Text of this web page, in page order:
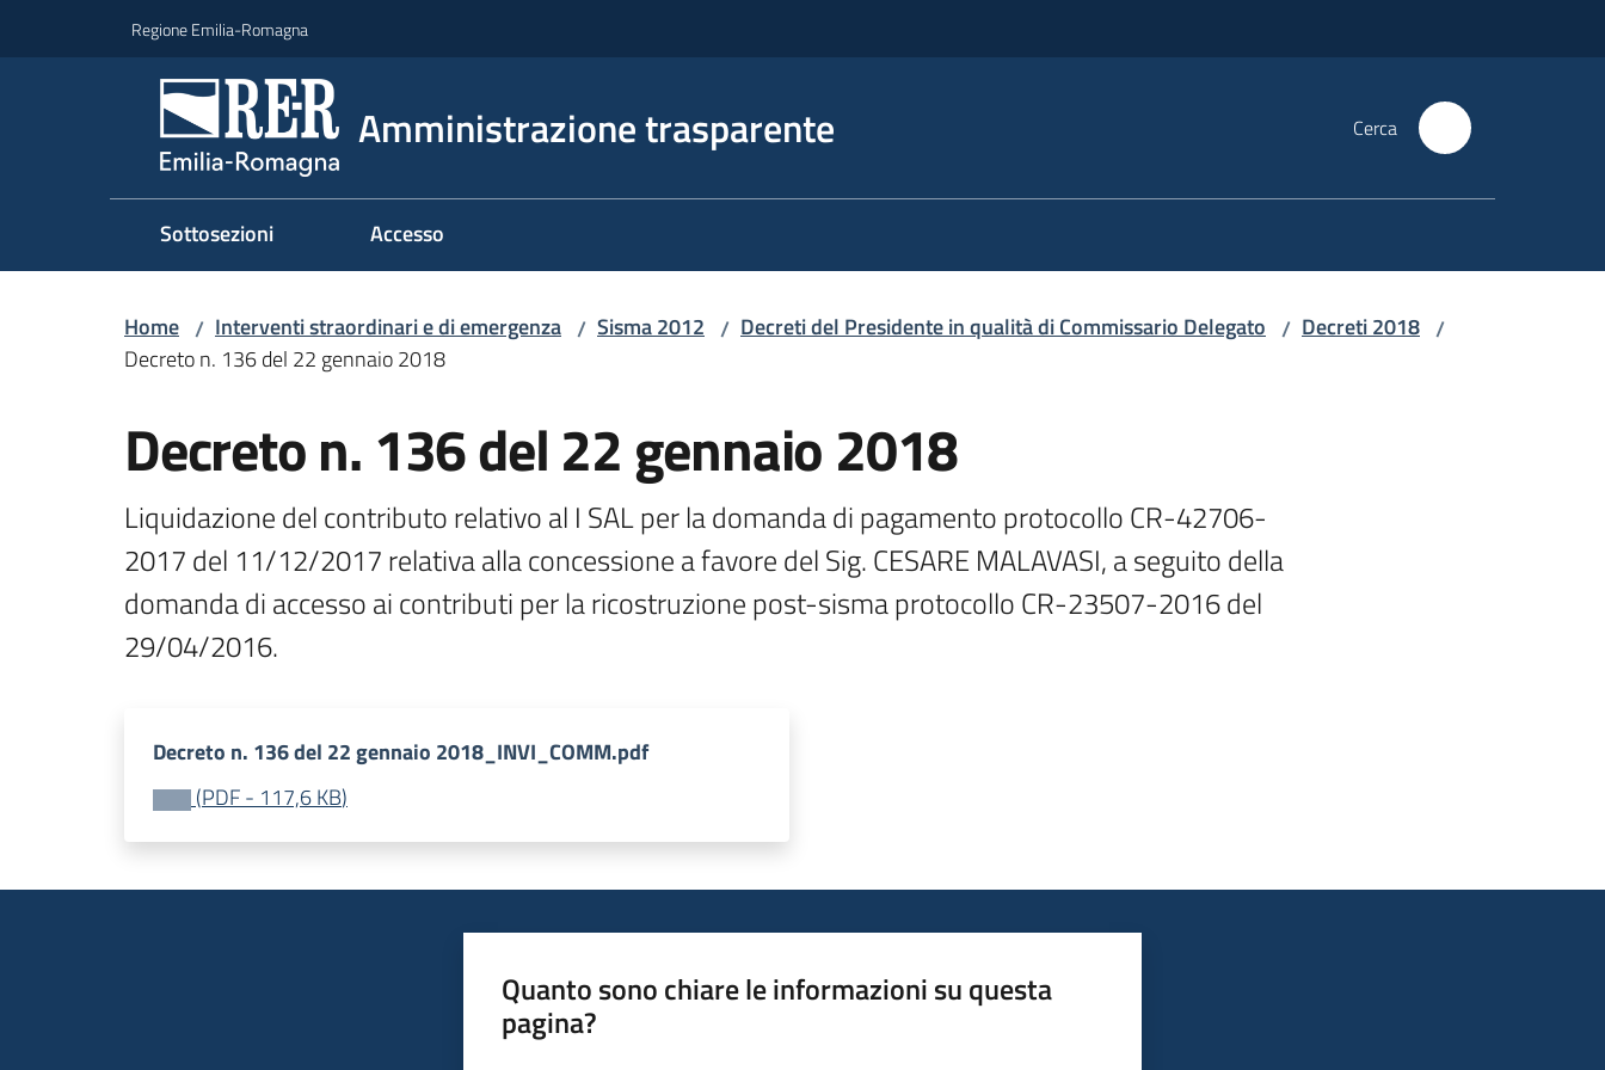
Regione Emilia-Romagna
Amministrazione trasparente Cerca
Sottosezioni Accesso
Home / Interventi straordinari e di emergenza / Sisma 2012 / Decreti del Presidente in qualità di Commissario Delegato / Decreti 2018 /
Decreto n. 136 del 22 gennaio 2018
Decreto n. 136 del 22 gennaio 2018
Liquidazione del contributo relativo al I SAL per la domanda di pagamento protocollo CR-42706-
2017 del 11/12/2017 relativa alla concessione a favore del Sig. CESARE MALAVASI, a seguito della
domanda di accesso ai contributi per la ricostruzione post-sisma protocollo CR-23507-2016 del
29/04/2016.
Decreto n. 136 del 22 gennaio 2018_INVI_COMM.pdf
(PDF- 117,6 KB)
Quanto sono chiare le informazioni su questa
pagina?